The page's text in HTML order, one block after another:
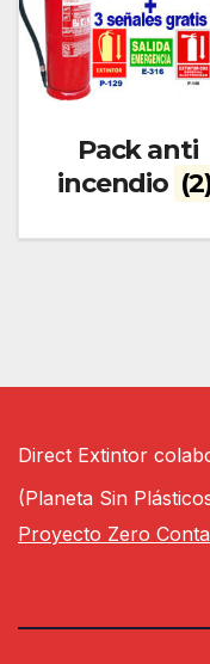
Pack anti
incendio
Direct Extintor
(Planeta Sin
Proyecto Zero